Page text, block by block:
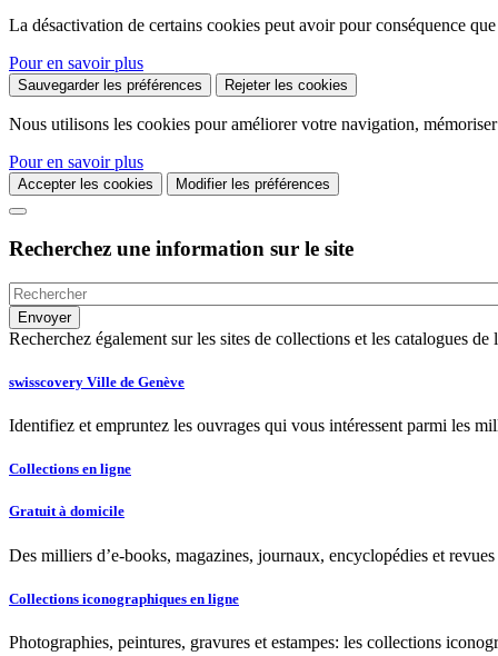
La désactivation de certains cookies peut avoir pour conséquence
Pour en savoir plus
Sauvegarder les préférences Rejeter les cookies
Nous utilisons les cookies pour améliorer votre navigation,
Pour en savoir plus
Accepter les cookies Modifier les préférences
Recherchez une information sur le site
Recherchez également sur les sites de collections et les catalogues
swisscovery Ville de Genève
Identifiez et empruntez les ouvrages qui vous intéressent parmi les
Collections en ligne
Gratuit à domicile
Des milliers d’e-books, magazines, journaux, encyclopédies et
Collections iconographiques en ligne
Photographies, peintures, gravures et estampes: les collections